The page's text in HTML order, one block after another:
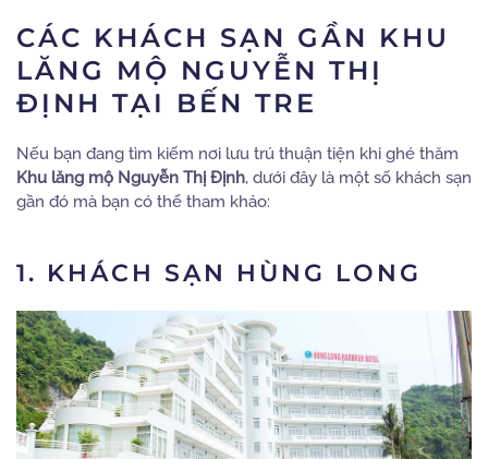
CÁC KHÁCH SẠN GẦN KHU
LĂNG MỘ NGUYỄN THỊ
ĐỊNH TẠI BẾN TRE
Nếu bạn đang tìm kiếm nơi lưu trú thuận tiện khi ghé thăm
Khu lăng mộ Nguyễn Thị Định, dưới đây là một số khách sạn
gần đó mà bạn có thể tham khảo:
1. KHÁCH SẠN HÙNG LONG